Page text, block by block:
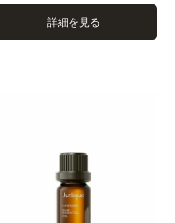
詳細を見る